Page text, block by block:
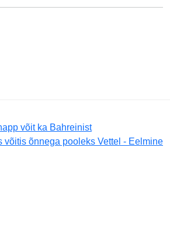
võit ka Bahreinist
võitis õnnega pooleks Vettel - Eelmine